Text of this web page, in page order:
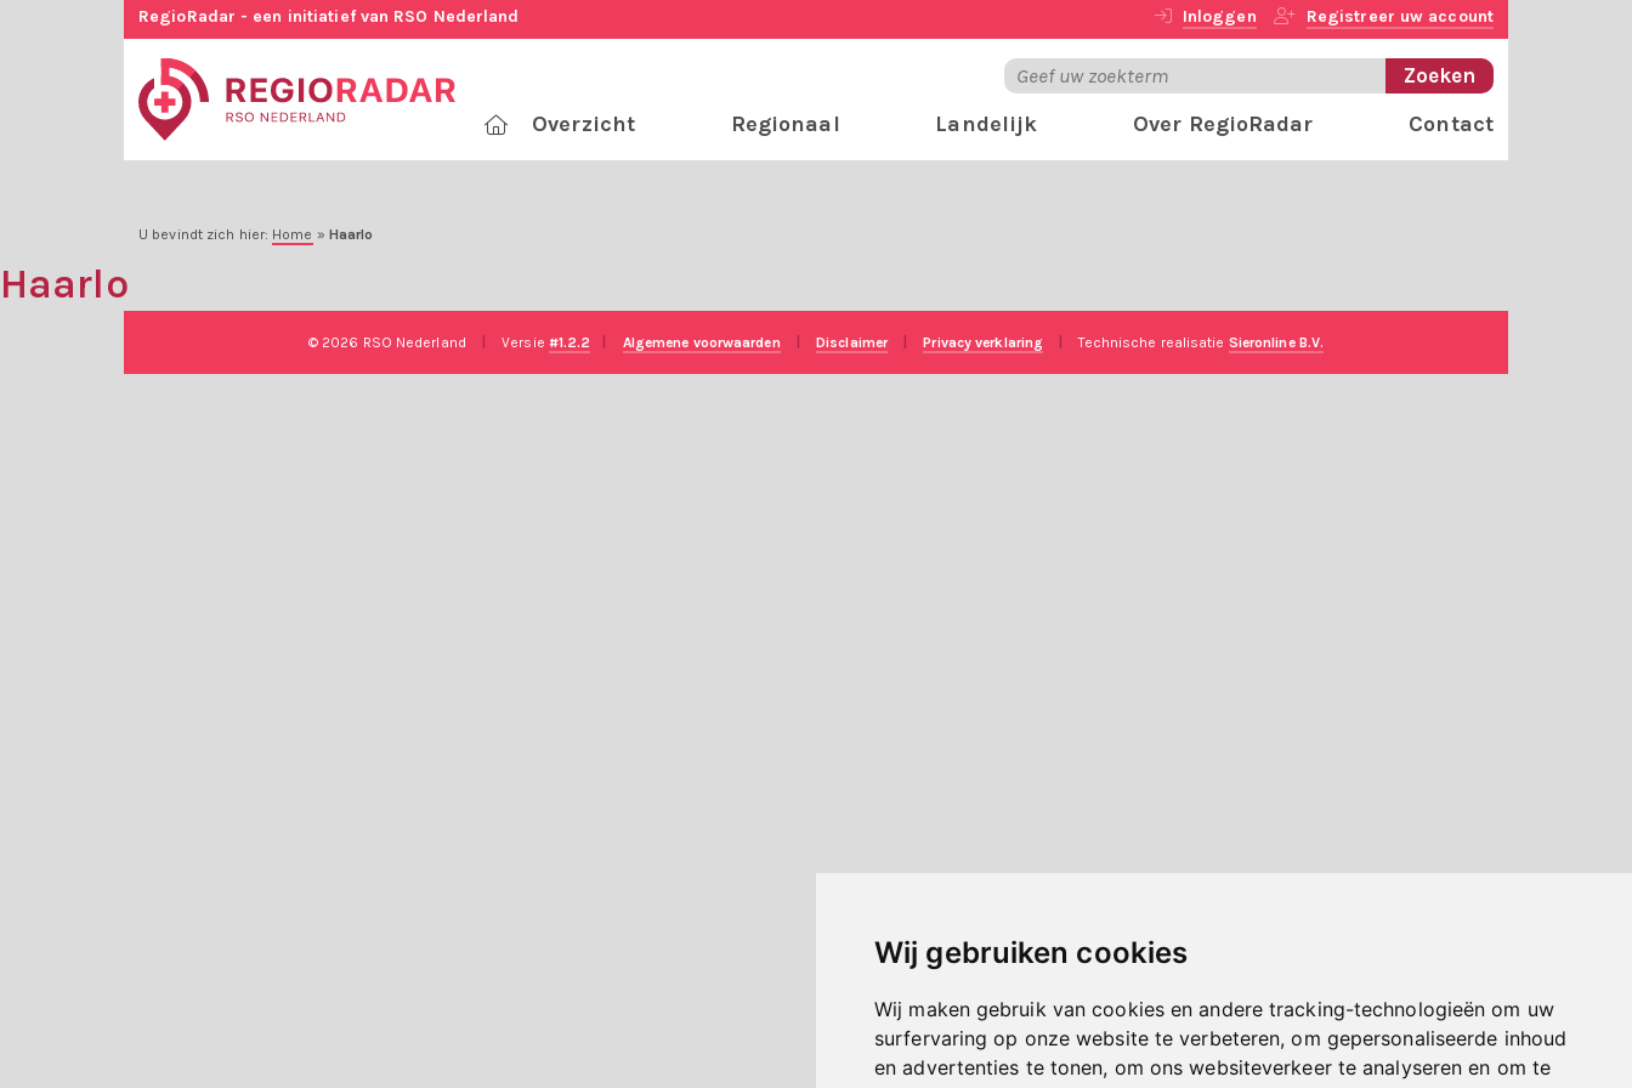
Wij gebruiken cookies
Wij maken gebruik van cookies en andere tracking-technologieën om uw
surfervaring op onze website te verbeteren, om gepersonaliseerde inhoud
en advertenties te tonen, om ons websiteverkeer te analyseren en om te
RegioRadar - een initiatief van RSO Nederland Inloggen Registreer uw account
Overzicht Regionaal Landelijk Over RegioRadar Contact
U bevindt zich hier: Home » Haarlo
Haarlo
© 2026 RSO Nederland Versie #1.2.2 Algemene voorwaarden Disclaimer Privacy verklaring Technische realisatie Sieronline B.V.